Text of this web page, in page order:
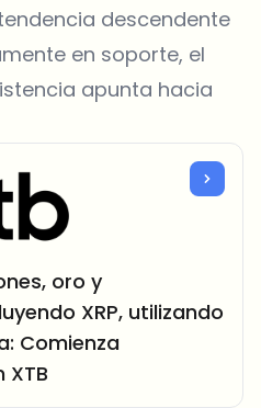
descendente
en soporte, el
apunta hacia
oro y
XRP, utilizando
Comienza